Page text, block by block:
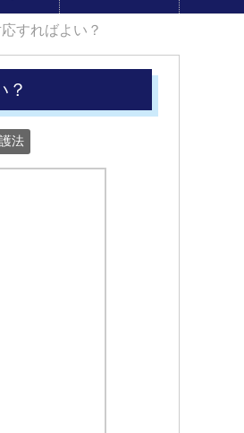
すればよい？
？
法